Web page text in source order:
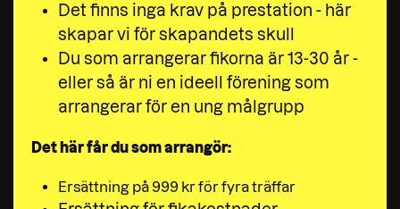
Det finns inga krav på prestation - här
skapar vi för skapandets skull
Du som arrangerar fikorna är 13-30 år -
eller så är ni en ideell förening som
arrangerar för en ung målgrupp
Det här får du som arrangör:
Ersättning på 999 kr för fyra träffar